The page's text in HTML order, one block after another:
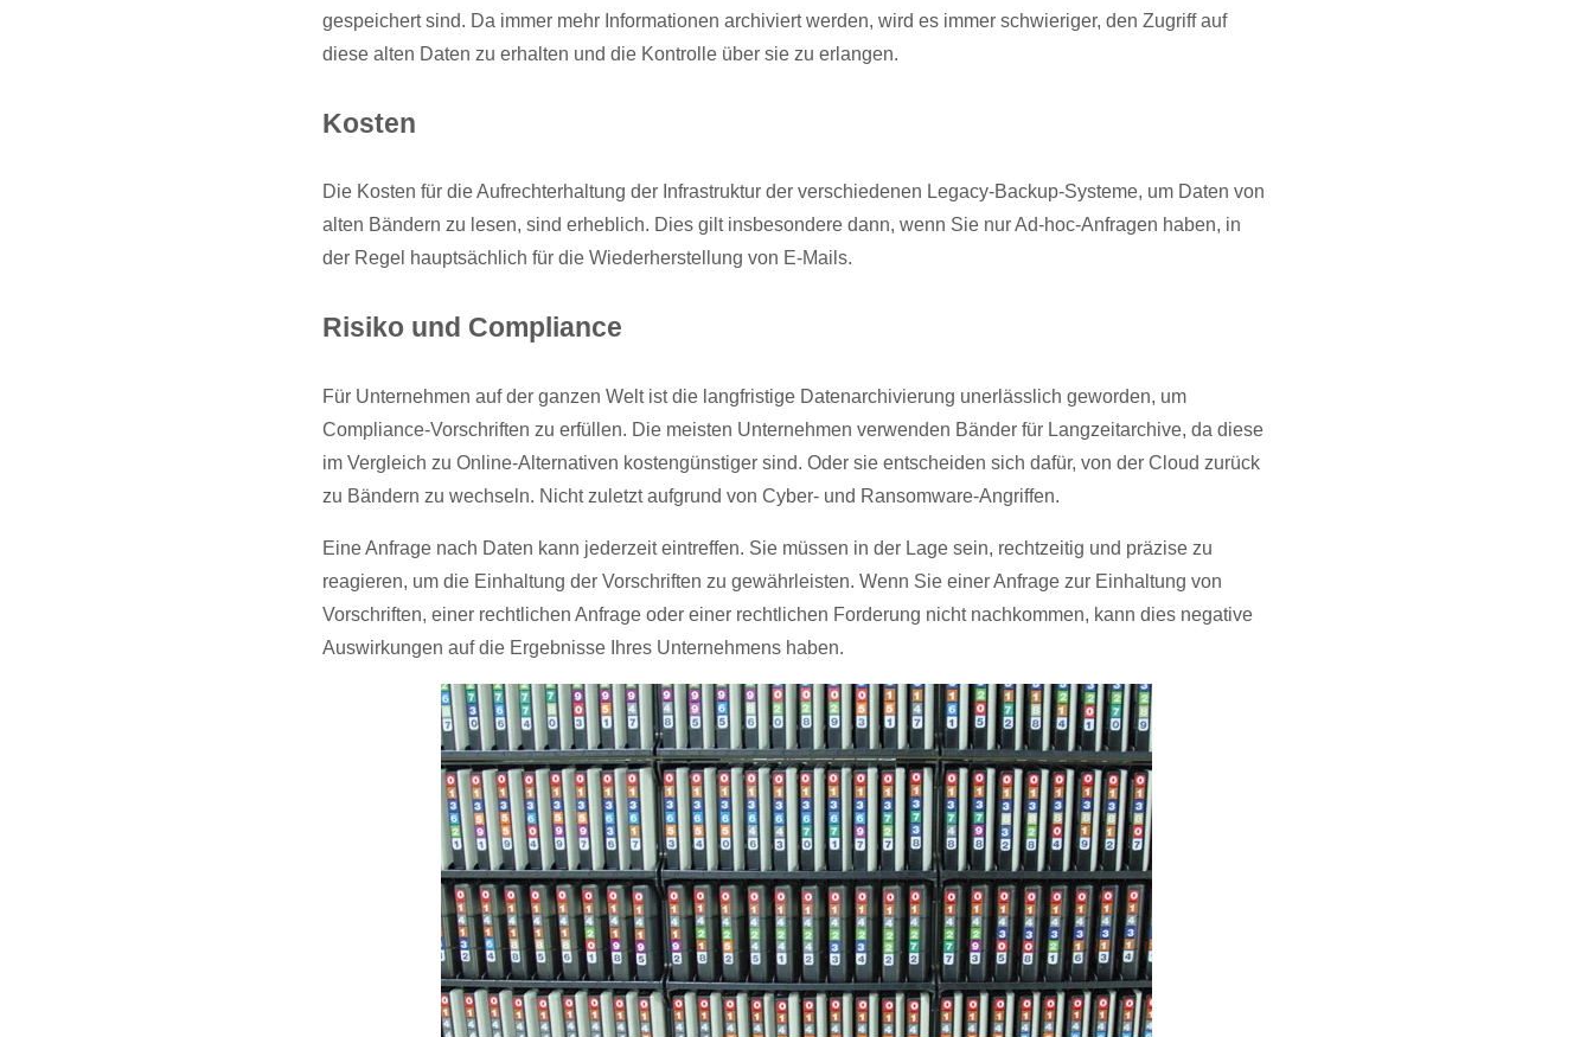
gespeichert sind. Da immer mehr Informationen archiviert werden, wird es immer schwieriger, den Zugriff auf
diese alten Daten zu erhalten und die Kontrolle über sie zu erlangen.
Kosten
Die Kosten für die Aufrechterhaltung der Infrastruktur der verschiedenen Legacy-Backup-Systeme, um Daten von
alten Bändern zu lesen, sind erheblich. Dies gilt insbesondere dann, wenn Sie nur Ad-hoc-Anfragen haben, in
der Regel hauptsächlich für die Wiederherstellung von E-Mails.
Risiko und Compliance
Für Unternehmen auf der ganzen Welt ist die langfristige Datenarchivierung unerlässlich geworden, um
Compliance-Vorschriften zu erfüllen. Die meisten Unternehmen verwenden Bänder für Langzeitarchive, da diese
im Vergleich zu Online-Alternativen kostengünstiger sind. Oder sie entscheiden sich dafür, von der Cloud zurück
zu Bändern zu wechseln. Nicht zuletzt aufgrund von Cyber- und Ransomware-Angriffen.
Eine Anfrage nach Daten kann jederzeit eintreffen. Sie müssen in der Lage sein, rechtzeitig und präzise zu
reagieren, um die Einhaltung der Vorschriften zu gewährleisten. Wenn Sie einer Anfrage zur Einhaltung von
Vorschriften, einer rechtlichen Anfrage oder einer rechtlichen Forderung nicht nachkommen, kann dies negative
Auswirkungen auf die Ergebnisse Ihres Unternehmens haben.